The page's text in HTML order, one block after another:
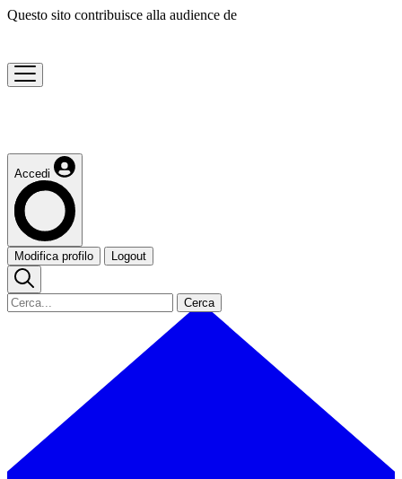
Questo sito contribuisce alla audience de
Accedi
Modifica profilo Logout
Cerca